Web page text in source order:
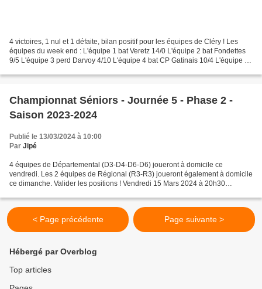
4 victoires, 1 nul et 1 défaite, bilan positif pour les équipes de Cléry ! Les
équipes du week end : L'équipe 1 bat Veretz 14/0 L'équipe 2 bat Fondettes
9/5 L'équipe 3 perd Darvoy 4/10 L'équipe 4 bat CP Gatinais 10/4 L'équipe 5
Championnat Séniors - Journée 5 - Phase 2 -
Saison 2023-2024
Publié le 13/03/2024 à 10:00
Par Jipé
4 équipes de Départemental (D3-D4-D6-D6) joueront à domicile ce
vendredi. Les 2 équipes de Régional (R3-R3) joueront également à domicile
ce dimanche. Valider les positions ! Vendredi 15 Mars 2024 à 20h30
< Page précédente Page suivante >
Hébergé par Overblog
Top articles